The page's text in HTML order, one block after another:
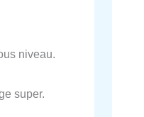
niveau.
super.